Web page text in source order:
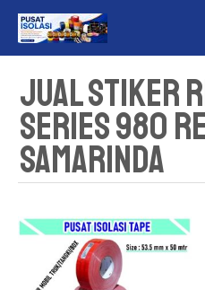
Jual Stiker
Series 980
Samarinda